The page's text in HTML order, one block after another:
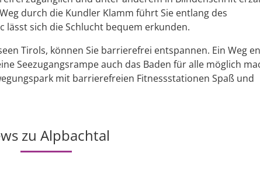
durch die Kundler Klamm führt Sie entlang des
lässt sich die Schlucht bequem erkunden.
Tirols, können Sie barrierefrei entspannen. Ein Weg
Seezugangsrampe auch das Baden für alle möglich
mit barrierefreien Fitnessstationen Spaß und
zu Alpbachtal